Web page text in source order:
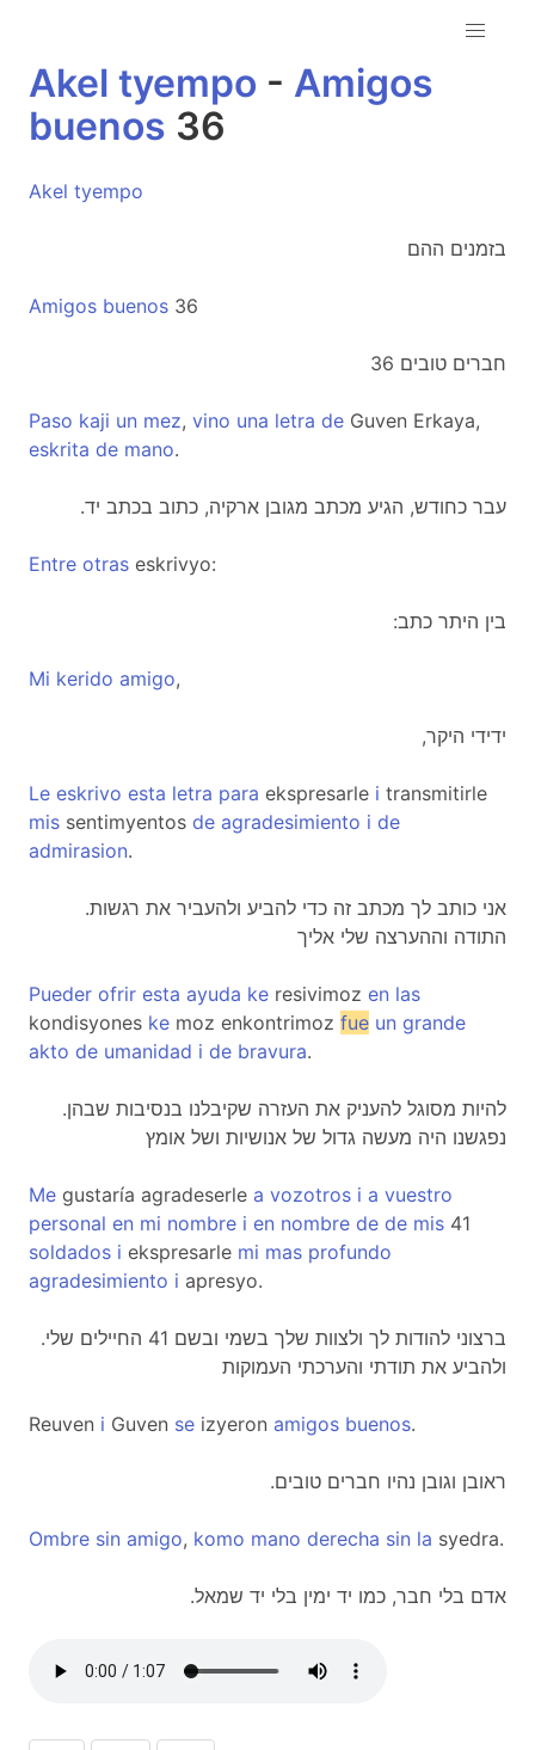
Akel tyempo - Amigos
buenos 36
Akel tyempo
בזמנים ההם
Amigos buenos 36
חברים טובים 36
Paso kaji un mez, vino una letra de Guven Erkaya,
eskrita de mano.
.עבר כחודש, הגיע מכתב מגובן ארקיה, כתוב בכתב יד
Entre otras eskrivyo:
:בין היתר כתב
Mi kerido amigo,
,ידידי היקר
Le eskrivo esta letra para ekspresarle i transmitirle
mis sentimyentos de agradesimiento i de
admirasion.
.אני כותב לך מכתב זה כדי להביע ולהעביר את רגשות
התודה וההערצה שלי אליך
Pueder ofrir esta ayuda ke resivimoz en las
kondisyones ke moz enkontrimoz fue un grande
akto de umanidad i de bravura.
.להיות מסוגל להעניק את העזרה שקיבלנו בנסיבות שבהן
נפגשנו היה מעשה גדול של אנושיות ושל אומץ
Me gustaría agradeserle a vozotros i a vuestro
personal en mi nombre i en nombre de de mis 41
soldados i ekspresarle mi mas profundo
agradesimiento i apresyo.
.ברצוני להודות לך ולצוות שלך בשמי ובשם 41 החיילים שלי
ולהביע את תודתי והערכתי העמוקות
Reuven i Guven se izyeron amigos buenos.
.ראובן וגובן נהיו חברים טובים
Ombre sin amigo, komo mano derecha sin la syedra.
.אדם בלי חבר, כמו יד ימין בלי יד שמאל